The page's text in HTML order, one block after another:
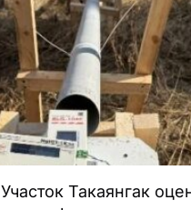
Участок Такаянгак